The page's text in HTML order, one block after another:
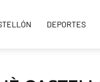
DEPORTES